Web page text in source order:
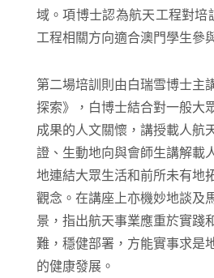
域。項博士認為航天工程對培
工程相關方向適合澳門學生參
第二場培訓則由白瑞雪博士主
探索》，白博士結合對一般大
成果的人文關懷，講授載人航
證、生動地向與會師生講解載
地連結大眾生活和前所未有地
觀念。在講座上亦機妙地談及
景，指出航天事業應重於實踐
難，穩健部署，方能實事求是
的健康發展。